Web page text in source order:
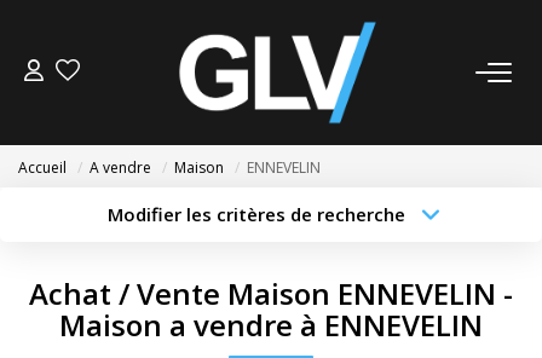
SYNDIC
Accueil A vendre Maison ENNEVELIN
Modifier les critères de recherche
Sélectionnez...
Type de bien
Surface min
Achat / Vente Maison ENNEVELIN -
Maison a vendre à ENNEVELIN